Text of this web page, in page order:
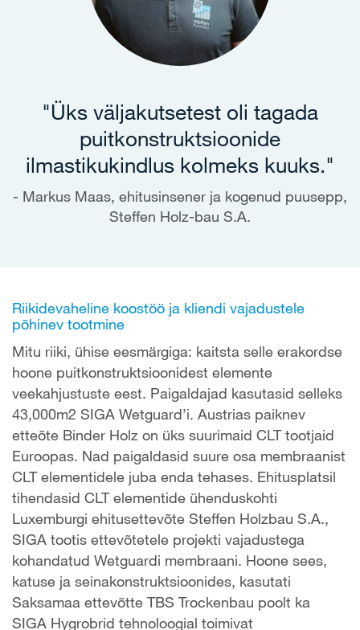
"Üks väljakutsetest oli tagada
puitkonstruktsioonide
ilmastikukindlus kolmeks kuuks."
Markus Maas, ehitusinsener ja kogenud puusepp,
Steffen Holz-bau S.A.
Riikidevaheline koostöö ja kliendi vajadustele
põhinev tootmine
Mitu riiki, ühise eesmärgiga: kaitsta selle erakordse
hoone puitkonstruktsioonidest elemente
veekahjustuste eest. Paigaldajad kasutasid selleks
43,000m2 SIGA Wetguard’i. Austrias paiknev
etteõte Binder Holz on üks suurimaid CLT tootjaid
Euroopas. Nad paigaldasid suure osa membraanist
CLT elementidele juba enda tehases. Ehitusplatsil
tihendasid CLT elementide ühenduskohti
Luxemburgi ehitusettevõte Steffen Holzbau S.A.,
SIGA tootis ettevõtetele projekti vajadustega
kohandatud Wetguardi membraani. Hoone sees,
katuse ja seinakonstruktsioonides, kasutati
Saksamaa ettevõtte TBS Trockenbau poolt ka
SIGA Hygrobrid tehnoloogial toimivat